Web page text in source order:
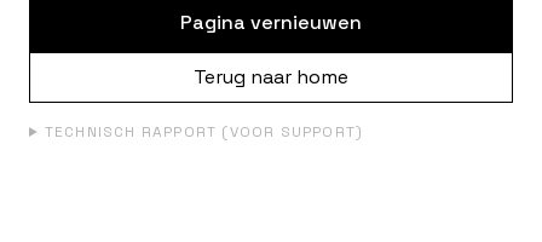
Pagina vernieuwen
Terug naar home
TECHNISCH RAPPORT (VOOR SUPPORT)